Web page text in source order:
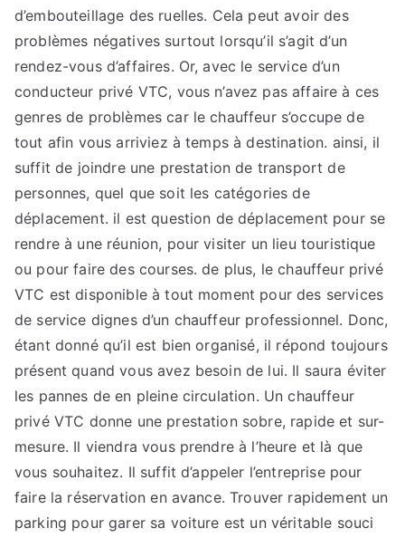
d’embouteillage des ruelles. Cela peut avoir des
problèmes négatives surtout lorsqu’il s’agit d’un
rendez-vous d’affaires. Or, avec le service d’un
conducteur privé VTC, vous n’avez pas affaire à ces
genres de problèmes car le chauffeur s’occupe de
tout afin vous arriviez à temps à destination. ainsi, il
suffit de joindre une prestation de transport de
personnes, quel que soit les catégories de
déplacement. il est question de déplacement pour se
rendre à une réunion, pour visiter un lieu touristique
ou pour faire des courses. de plus, le chauffeur privé
VTC est disponible à tout moment pour des services
de service dignes d’un chauffeur professionnel. Donc,
étant donné qu’il est bien organisé, il répond toujours
présent quand vous avez besoin de lui. Il saura éviter
les pannes de en pleine circulation. Un chauffeur
privé VTC donne une prestation sobre, rapide et sur-
mesure. Il viendra vous prendre à l’heure et là que
vous souhaitez. Il suffit d’appeler l’entreprise pour
faire la réservation en avance. Trouver rapidement un
parking pour garer sa voiture est un véritable souci